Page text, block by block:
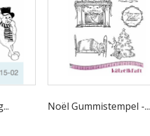
Noël Gummistempel -...